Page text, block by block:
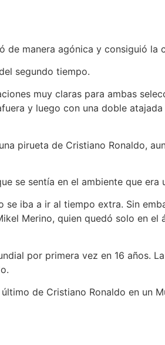
de manera agónica y consiguió
segundo tiempo.
muy claras para ambas
y luego con una doble
pirueta de Cristiano Ronaldo,
se sentía en el ambiente que
iba a ir al tiempo extra. Sin
Merino, quien quedó solo en
por primera vez en 16 años.
de Cristiano Ronaldo en un